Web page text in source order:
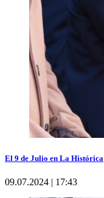
El 9 de Julio en La Histórica
09.07.2024 | 17:43